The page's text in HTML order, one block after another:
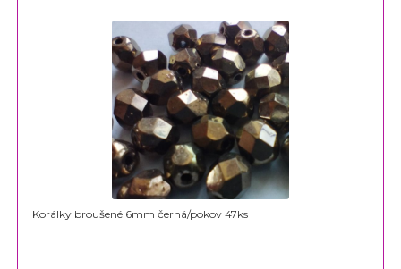
Korálky broušené 6mm černá/pokov 47ks